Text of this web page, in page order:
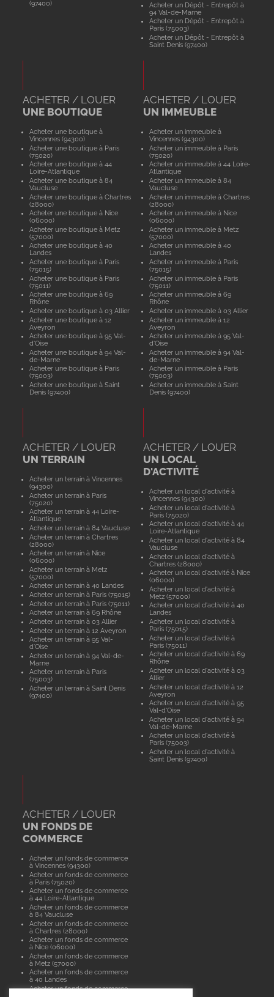
(97400)
Acheter un Dépôt - Entrepôt à
94 Val-de-Marne
Acheter un Dépôt - Entrepôt à
Paris (75003)
Acheter un Dépôt - Entrepôt à
Saint Denis (97400)
ACHETER / LOUER
UNE BOUTIQUE
Acheter une boutique à
Vincennes (94300)
Acheter une boutique à Paris
(75020)
Acheter une boutique à 44
Loire-Atlantique
Acheter une boutique à 84
Vaucluse
Acheter une boutique à Chartres
(28000)
Acheter une boutique à Nice
(06000)
Acheter une boutique à Metz
(57000)
Acheter une boutique à 40
Landes
Acheter une boutique à Paris
(75015)
Acheter une boutique à Paris
(75011)
Acheter une boutique à 69
Rhône
Acheter une boutique à 03 Allier
Acheter une boutique à 12
Aveyron
Acheter une boutique à 95 Val-
d'Oise
Acheter une boutique à 94 Val-
de-Marne
Acheter une boutique à Paris
(75003)
Acheter une boutique à Saint
Denis (97400)
ACHETER / LOUER
UN IMMEUBLE
Acheter un immeuble à
Vincennes (94300)
Acheter un immeuble à Paris
(75020)
Acheter un immeuble à 44 Loire-
Atlantique
Acheter un immeuble à 84
Vaucluse
Acheter un immeuble à Chartres
(28000)
Acheter un immeuble à Nice
(06000)
Acheter un immeuble à Metz
(57000)
Acheter un immeuble à 40
Landes
Acheter un immeuble à Paris
(75015)
Acheter un immeuble à Paris
(75011)
Acheter un immeuble à 69
Rhône
Acheter un immeuble à 03 Allier
Acheter un immeuble à 12
Aveyron
Acheter un immeuble à 95 Val-
d'Oise
Acheter un immeuble à 94 Val-
de-Marne
Acheter un immeuble à Paris
(75003)
Acheter un immeuble à Saint
Denis (97400)
ACHETER / LOUER
UN TERRAIN
Acheter un terrain à Vincennes
(94300)
Acheter un terrain à Paris
(75020)
Acheter un terrain à 44 Loire-
Atlantique
Acheter un terrain à 84 Vaucluse
Acheter un terrain à Chartres
(28000)
Acheter un terrain à Nice
(06000)
Acheter un terrain à Metz
(57000)
Acheter un terrain à 40 Landes
Acheter un terrain à Paris (75015)
Acheter un terrain à Paris (75011)
Acheter un terrain à 69 Rhône
Acheter un terrain à 03 Allier
Acheter un terrain à 12 Aveyron
Acheter un terrain à 95 Val-
d'Oise
Acheter un terrain à 94 Val-de-
Marne
Acheter un terrain à Paris
(75003)
Acheter un terrain à Saint Denis
(97400)
ACHETER / LOUER
UN LOCAL
D'ACTIVITÉ
Acheter un local d'activité à
Vincennes (94300)
Acheter un local d'activité à
Paris (75020)
Acheter un local d'activité à 44
Loire-Atlantique
Acheter un local d'activité à 84
Vaucluse
Acheter un local d'activité à
Chartres (28000)
Acheter un local d'activité à Nice
(06000)
Acheter un local d'activité à
Metz (57000)
Acheter un local d'activité à 40
Landes
Acheter un local d'activité à
Paris (75015)
Acheter un local d'activité à
Paris (75011)
Acheter un local d'activité à 69
Rhône
Acheter un local d'activité à 03
Allier
Acheter un local d'activité à 12
Aveyron
Acheter un local d'activité à 95
Val-d'Oise
Acheter un local d'activité à 94
Val-de-Marne
Acheter un local d'activité à
Paris (75003)
Acheter un local d'activité à
Saint Denis (97400)
ACHETER / LOUER
UN FONDS DE
COMMERCE
Acheter un fonds de commerce
à Vincennes (94300)
Acheter un fonds de commerce
à Paris (75020)
Acheter un fonds de commerce
à 44 Loire-Atlantique
Acheter un fonds de commerce
à 84 Vaucluse
Acheter un fonds de commerce
à Chartres (28000)
Acheter un fonds de commerce
à Nice (06000)
Acheter un fonds de commerce
à Metz (57000)
Acheter un fonds de commerce
à 40 Landes
Acheter un fonds de commerce